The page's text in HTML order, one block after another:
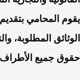
يقوم المحامي بتقديم
الوثائق
حقوق جميع الأطراف